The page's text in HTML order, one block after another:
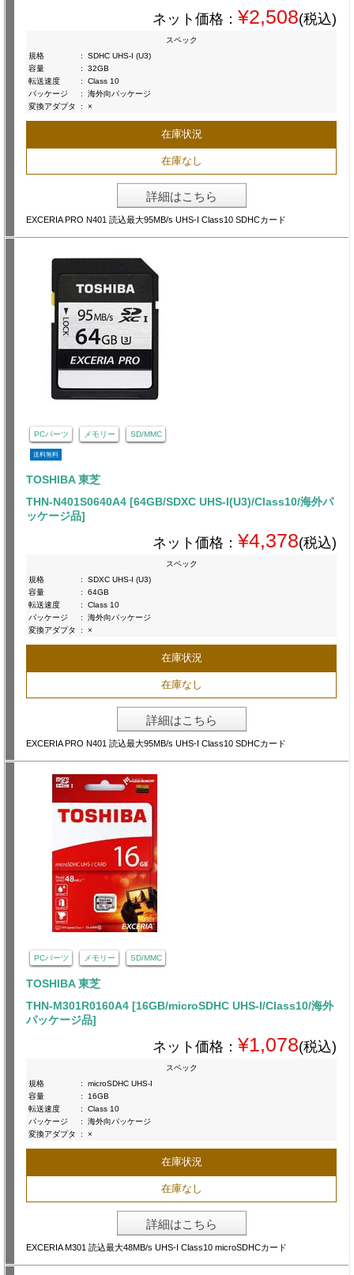
ネット価格： ¥2,508(税込)
スペック
規格
:
SDHC UHS-I (U3)
容量
:
32GB
転送速度
:
Class 10
パッケージ
:
海外向パッケージ
変換アダプタ
: ×
在庫状況
在庫なし
詳細はこちら
EXCERIA PRO N401 読込最大95MB/s UHS-I Class10 SDHCカード
PCパーツ メモリー SD/MMC
送料無料
TOSHIBA 東芝
THN-N401S0640A4 [64GB/SDXC UHS-I(U3)/Class10/海外パ
ッケージ品]
ネット価格： ¥4,378(税込)
スペック
規格
:
SDXC UHS-I (U3)
容量
:
64GB
転送速度
:
Class 10
パッケージ
:
海外向パッケージ
変換アダプタ
: ×
在庫状況
在庫なし
詳細はこちら
EXCERIA PRO N401 読込最大95MB/s UHS-I Class10 SDHCカード
PCパーツ メモリー SD/MMC
TOSHIBA 東芝
THN-M301R0160A4 [16GB/microSDHC UHS-I/Class10/海外
パッケージ品]
ネット価格： ¥1,078(税込)
スペック
規格
:
microSDHC UHS-I
容量
:
16GB
転送速度
:
Class 10
パッケージ
:
海外向パッケージ
変換アダプタ
: ×
在庫状況
在庫なし
詳細はこちら
EXCERIA M301 読込最大48MB/s UHS-I Class10 microSDHCカード